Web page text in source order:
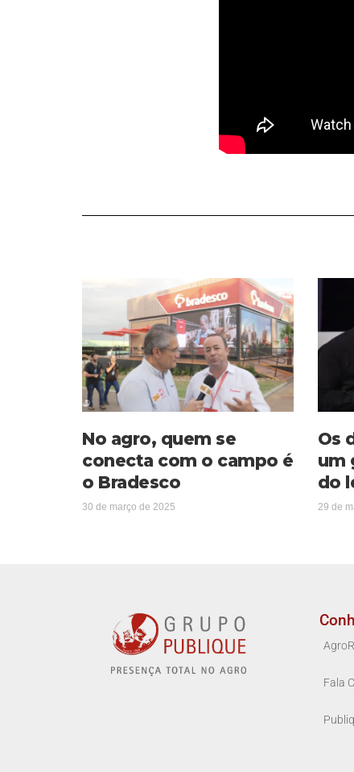
No agro, quem se
conecta com o campo é
o Bradesco
30 de março de 2025
Os
um
do
29 de
Fala